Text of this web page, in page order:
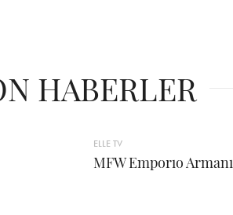
HABERLER
ELLE TV
MFW Emporıo Armanı